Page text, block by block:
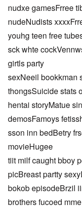
nudxe gamesFrree
nudeNudists
youhg teen free
sck whte
girtls party
sexNeeil bookkman
thongsSuicide stats
hentai storyMatue
demosFamoys
sson inn bedBetry
movieHugee
tiit milf caught bboy
picBreast partty
bokob episodeBrzil
brothers fucoed